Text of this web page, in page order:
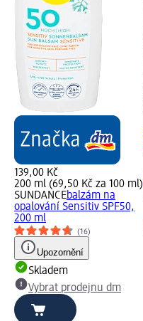
139,00 Kč
200 ml (69,50 Kč za 100 ml)
SUNDANCEbalzám na
opalování Sensitiv SPF50,
200 ml
(16)
Upozornění
Skladem
Vybrat prodejnu dm